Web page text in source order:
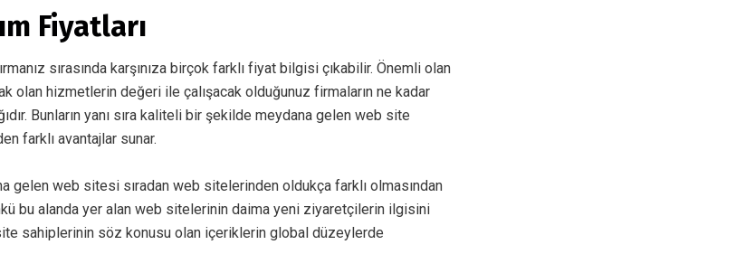
Fiyatları
sırasında karşınıza birçok farklı fiyat bilgisi çıkabilir. Önemli olan
olan hizmetlerin değeri ile çalışacak olduğunuz firmaların ne kadar
Bunların yanı sıra kaliteli bir şekilde meydana gelen web site
farklı avantajlar sunar.
gelen web sitesi sıradan web sitelerinden oldukça farklı olmasından
bu alanda yer alan web sitelerinin daima yeni ziyaretçilerin ilgisini
sahiplerinin söz konusu olan içeriklerin global düzeylerde